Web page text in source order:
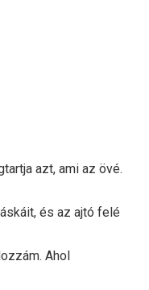
azt, ami az övé.
és az ajtó felé
Ahol